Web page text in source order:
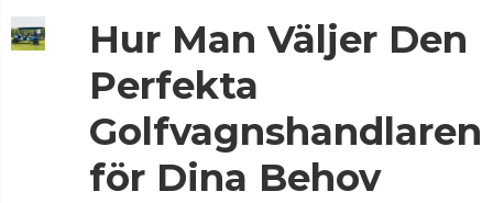
Hur Man Väljer Den
Perfekta
Golfvagnshandlaren
för Dina Behov